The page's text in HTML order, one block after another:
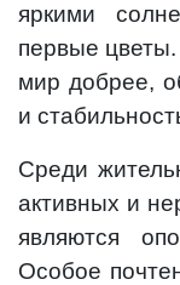
яркими
первые
мир добрее,
и
Среди
активных и
являются
Особое